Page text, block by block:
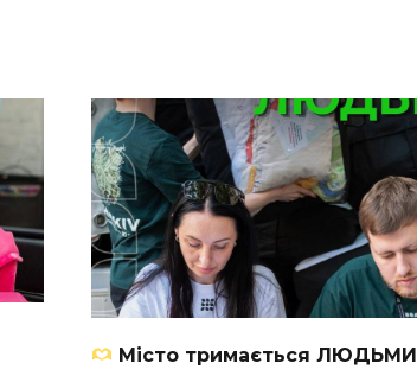
Місто тримається ЛЮДЬМИ